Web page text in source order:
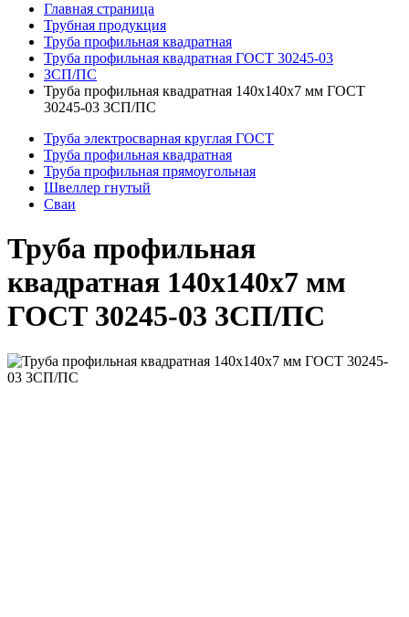
Главная страница
Трубная продукция
Труба профильная квадратная
Труба профильная квадратная ГОСТ 30245-03
ЗСП/ПС
Труба профильная квадратная 140x140x7 мм ГОСТ
30245-03 3СП/ПС
Труба электросварная круглая ГОСТ
Труба профильная квадратная
Труба профильная прямоугольная
Швеллер гнутый
Сваи
Труба профильная
квадратная 140x140x7 мм
ГОСТ 30245-03 3СП/ПС